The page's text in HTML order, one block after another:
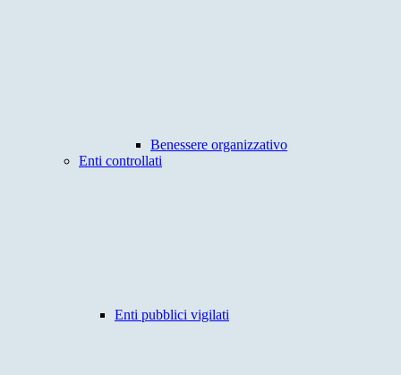
Benessere organizzativo
Enti controllati
Enti pubblici vigilati